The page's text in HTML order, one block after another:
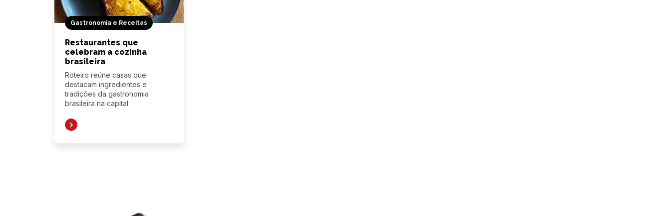
Gastronomia e Receitas
Restaurantes que
celebram a cozinha
brasileira
Roteiro reúne casas que
destacam ingredientes e
tradições da gastronomia
brasileira na capital